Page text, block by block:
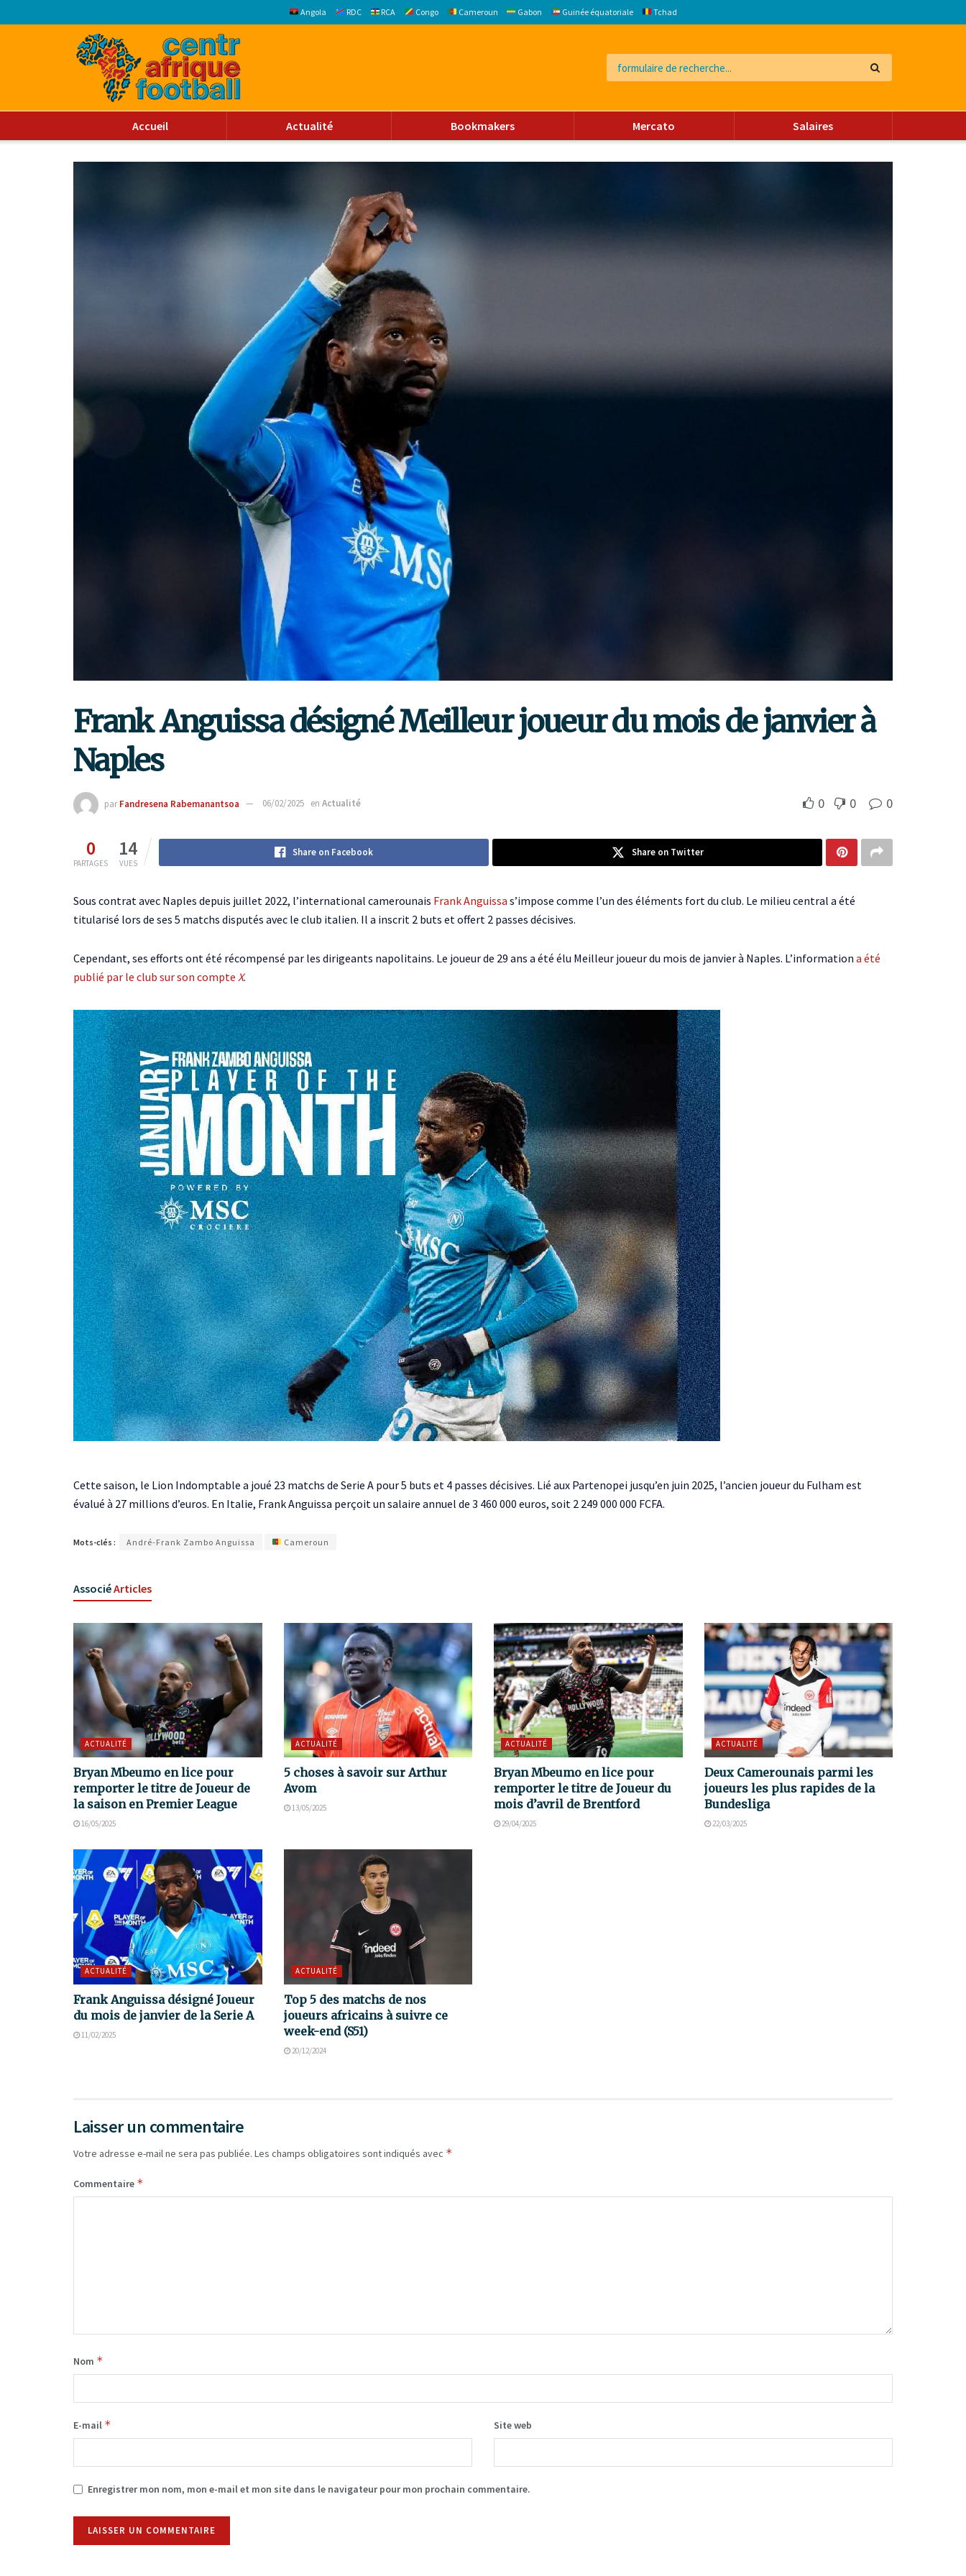
Angola RDC RCA Congo Cameroun Gabon Guinée équatoriale Tchad
Accueil Actualité Bookmakers Mercato Salaires
Frank Anguissa désigné Meilleur joueur du mois de janvier à
Naples
par Fandresena Rabemanantsoa 06/02/2025 en Actualité 0 0 0
0
PARTAGES
14
VUES
Share on Facebook Share on Twitter
Sous contrat avec Naples depuis juillet 2022, l’international camerounais Frank Anguissa s’impose comme l’un des éléments fort du club. Le milieu central a été
titularisé lors de ses 5 matchs disputés avec le club italien. Il a inscrit 2 buts et offert 2 passes décisives.
Cependant, ses efforts ont été récompensé par les dirigeants napolitains. Le joueur de 29 ans a été élu Meilleur joueur du mois de janvier à Naples. L’information a été
publié par le club sur son compte X.
Cette saison, le Lion Indomptable a joué 23 matchs de Serie A pour 5 buts et 4 passes décisives. Lié aux Partenopei jusqu’en juin 2025, l’ancien joueur du Fulham est
évalué à 27 millions d’euros. En Italie, Frank Anguissa perçoit un salaire annuel de 3 460 000 euros, soit 2 249 000 000 FCFA.
Mots-clés : André-Frank Zambo Anguissa Cameroun
AssociéArticles
ACTUALITÉ
Bryan Mbeumo en lice pour
remporter le titre de Joueur de
la saison en Premier League
16/05/2025
ACTUALITÉ
5 choses à savoir sur Arthur
Avom
13/05/2025
ACTUALITÉ
Bryan Mbeumo en lice pour
remporter le titre de Joueur du
mois d’avril de Brentford
29/04/2025
ACTUALITÉ
Deux Camerounais parmi les
joueurs les plus rapides de la
Bundesliga
22/03/2025
ACTUALITÉ
Frank Anguissa désigné Joueur
du mois de janvier de la Serie A
11/02/2025
ACTUALITÉ
Top 5 des matchs de nos
joueurs africains à suivre ce
week-end (S51)
20/12/2024
Laisser un commentaire
Votre adresse e-mail ne sera pas publiée. Les champs obligatoires sont indiqués avec *
Commentaire *
Nom *
E-mail * Site web
Enregistrer mon nom, mon e-mail et mon site dans le navigateur pour mon prochain commentaire.